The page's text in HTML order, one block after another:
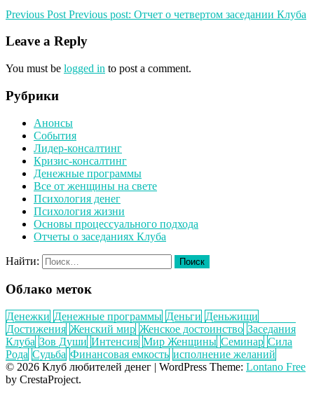
Previous Post Previous post: Отчет о четвертом заседании Клуба
Leave a Reply
You must be logged in to post a comment.
Рубрики
Анонсы
События
Лидер-консалтинг
Кризис-консалтинг
Денежные программы
Все от женщины на свете
Психология денег
Психология жизни
Основы процессуального подхода
Отчеты о заседаниях Клуба
Найти:
Облако меток
Денежки Денежные программы Деньги Деньжищи
Достижения Женский мир Женское достоинство Заседания
Клуба Зов Души Интенсив Мир Женщины Семинар Сила
Рода Судьба Финансовая емкость исполнение желаний
© 2026 Клуб любителей денег | WordPress Theme: Lontano Free
by CrestaProject.